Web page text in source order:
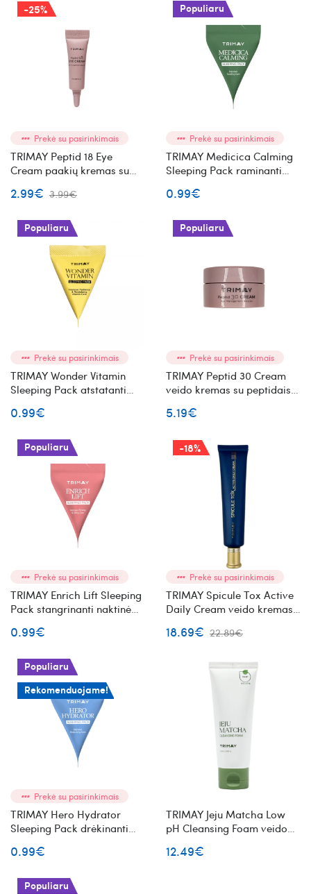
-25%
Prekė su pasirinkimais
TRIMAY Peptid 18 Eye
Cream paakių kremas su
2.99€ 3.99€
Populiaru
Prekė su pasirinkimais
TRIMAY Medicica Calming
Sleeping Pack raminanti
0.99€
Populiaru
Prekė su pasirinkimais
TRIMAY Wonder Vitamin
Sleeping Pack atstatanti
0.99€
Populiaru
Prekė su pasirinkimais
TRIMAY Peptid 30 Cream
veido kremas su peptidais
5.19€
Populiaru
Prekė su pasirinkimais
TRIMAY Enrich Lift Sleeping
Pack stangrinanti naktinė
0.99€
-18%
Prekė su pasirinkimais
TRIMAY Spicule Tox Active
Daily Cream veido kremas
18.69€ 22.89€
Populiaru
Rekomenduojame!
Prekė su pasirinkimais
TRIMAY Hero Hydrator
Sleeping Pack drėkinanti
0.99€
TRIMAY Jeju Matcha Low
pH Cleansing Foam veido
12.49€
Populiaru